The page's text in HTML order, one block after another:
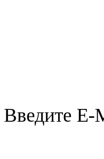
Введите E-